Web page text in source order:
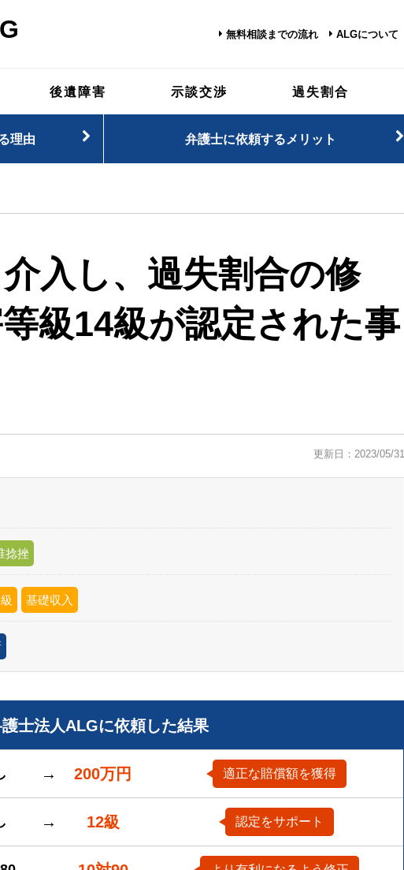
無料相談までの流れ ALGについて
後遺障害 示談交渉 過失割合
理由 弁護士に依頼するメリット
入し、過失割合の修
級14級が認定された事
更新日：2023/05/31
捻挫
基礎収入
士法人ALGに依頼した結果
→ 200万円 適正な賠償額を獲得
→ 12級 認定をサポート